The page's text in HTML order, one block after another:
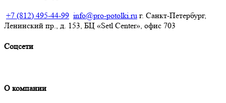
+7 (812) 495-44-99 info@pro-potolki.ru г. Санкт-Петербург,
Ленинский пр., д. 153, БЦ «Setl Center», офис 703
Соцсети
О компании